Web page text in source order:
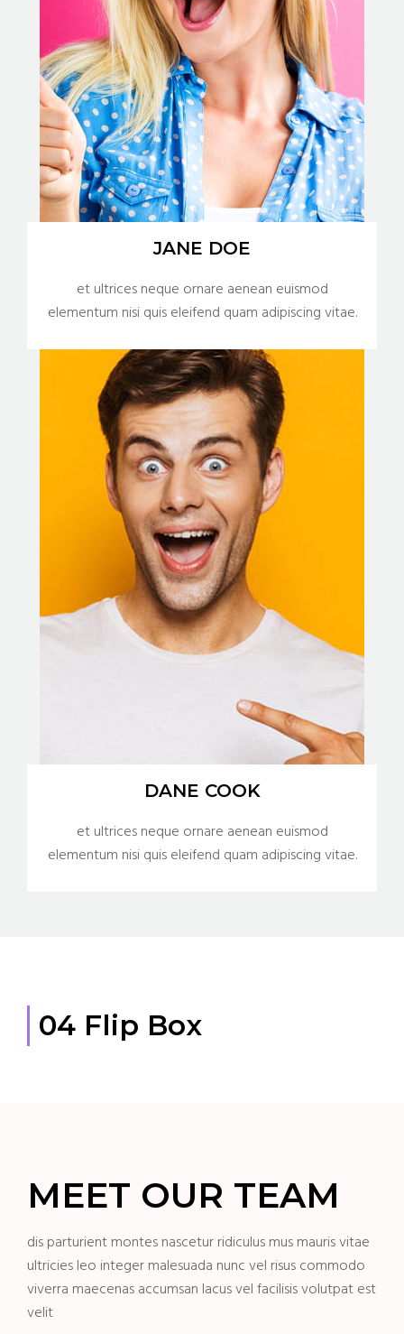
JANE DOE
et ultrices neque ornare aenean euismod
elementum nisi quis eleifend quam adipiscing vitae.
DANE COOK
et ultrices neque ornare aenean euismod
elementum nisi quis eleifend quam adipiscing vitae.
04 Flip Box
MEET OUR TEAM
dis parturient montes nascetur ridiculus mus mauris vitae
ultricies leo integer malesuada nunc vel risus commodo
viverra maecenas accumsan lacus vel facilisis volutpat est
velit